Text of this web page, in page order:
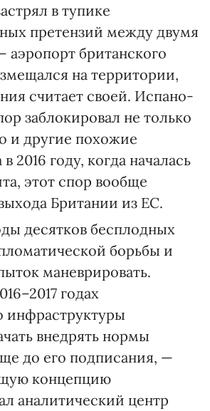
в тупике
претензий между двумя
аэропорт британского
на территории,
считает своей. Испано-
заблокировал не только
и другие похожие
2016 году, когда началась
этот спор вообще
Британии из ЕС.
десятков бесплодных
борьбы и
маневрировать.
годах
инфраструктуры
внедрять нормы
до его подписания, —
концепцию
аналитический центр